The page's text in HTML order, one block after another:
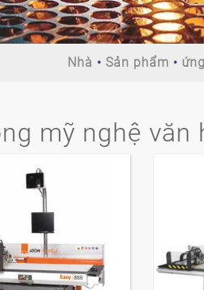
Nhà Sản phẩm
mỹ nghệ văn